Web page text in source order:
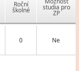
Roční
školné studia pro
ZP
0 Ne